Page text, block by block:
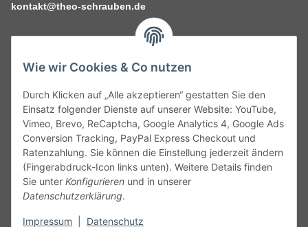
Wie wir Cookies & Co nutzen
Durch Klicken auf „Alle akzeptieren“ gestatten Sie den
Einsatz folgender Dienste auf unserer Website: YouTube,
Vimeo, Brevo, ReCaptcha, Google Analytics 4, Google Ads
Conversion Tracking, PayPal Express Checkout und
Ratenzahlung. Sie können die Einstellung jederzeit ändern
(Fingerabdruck-Icon links unten). Weitere Details finden
Sie unter Konfigurieren und in unserer
Datenschutzerklärung.
Impressum Datenschutz
kontakt@theo-schrauben.de
Service
Gesetzliche Informationen
Alle technischen Angaben ohne Gewähr. Irrtümer und fehlerhafte
Angaben vorbehalten. Wenn Sie Datenblätter oder spezielle
unseren Kundenservice. Abbildungen der Artikel können